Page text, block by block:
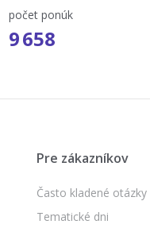
počet ponúk
9 658
Pre zákazníkov
Často kladené otázky
Tematické dni